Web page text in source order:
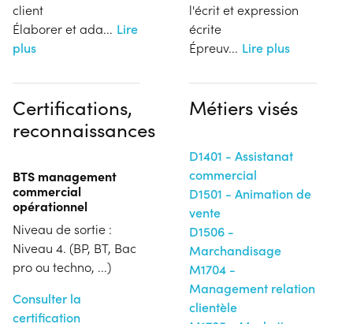
client
Élaborer et ada... Lire
plus
l'écrit et expression
écrite
Épreuv... Lire plus
Certifications,
reconnaissances
BTS management
commercial
opérationnel
Niveau de sortie :
Niveau 4. (BP, BT, Bac
pro ou techno, ...)
Consulter la
certification
Métiers visés
D1401 - Assistanat
commercial
D1501 - Animation de
vente
D1506 -
Marchandisage
M1704 -
Management relation
clientèle